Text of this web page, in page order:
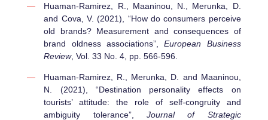
Huaman-Ramirez, R., Maaninou, N., Merunka, D.
and Cova, V. (2021), “How do consumers perceive
old brands? Measurement and consequences of
brand oldness associations”,European Business
Review, Vol. 33 No. 4, pp. 566-596.
Huaman-Ramirez, R., Merunka, D. and Maaninou,
N. (2021), “Destination personality effects on
tourists’ attitude: the role of self-congruity and
ambiguity tolerance”, Journal of Strategic